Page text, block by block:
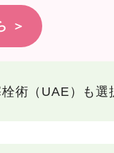
＞
術（UAE）も選